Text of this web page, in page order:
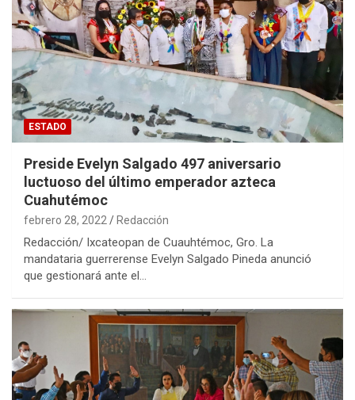
ESTADO
Preside Evelyn Salgado 497 aniversario
luctuoso del último emperador azteca
Cuahutémoc
febrero 28, 2022 Redacción
Redacción/ Ixcateopan de Cuauhtémoc, Gro. La
mandataria guerrerense Evelyn Salgado Pineda anunció
que gestionará ante el…